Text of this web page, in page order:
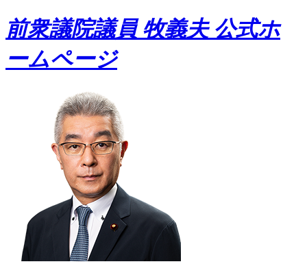
前衆議院議員 牧義夫 公式ホ
ームページ